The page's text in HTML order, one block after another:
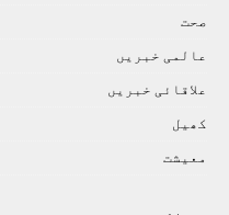
صحت
عالمی خبريں
علاقائی خبريں
کھيل
معيشت